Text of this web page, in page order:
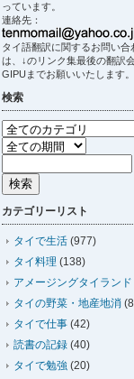
っています。
連絡先：
タイ語翻訳に関するお問い合
は、↓のリンク集最後の翻訳
GIPUまでお願いいたします。
検索
カテゴリーリスト
タイで生活 (977)
タイ料理 (138)
アメージングタイランド
タイの野菜・地産地消
タイで仕事 (42)
読書の記録 (40)
タイで勉強 (20)